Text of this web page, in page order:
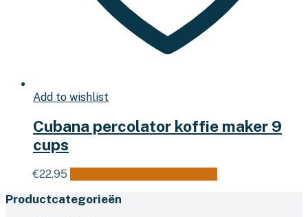
Add to wishlist
Cubana percolator koffie maker 9
cups
€22,95
Productcategorieën